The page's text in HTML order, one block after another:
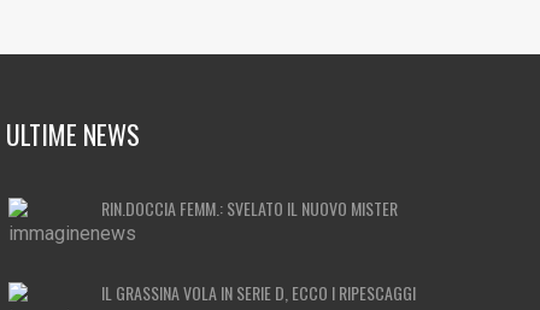
ULTIME NEWS
RIN.DOCCIA FEMM.: SVELATO IL NUOVO MISTER
IL GRASSINA VOLA IN SERIE D, ECCO I RIPESCAGGI